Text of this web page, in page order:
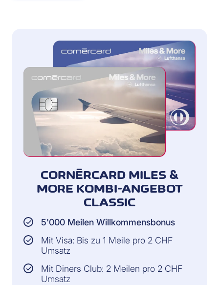
CORNÈRCARD MILES &
MORE KOMBI-ANGEBOT
CLASSIC
5'000 Meilen Willkommensbonus
Mit Visa: Bis zu 1 Meile pro 2 CHF
Umsatz
Mit Diners Club: 2 Meilen pro 2 CHF
Umsatz